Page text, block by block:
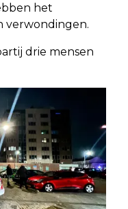
het
verwondingen.
drie mensen